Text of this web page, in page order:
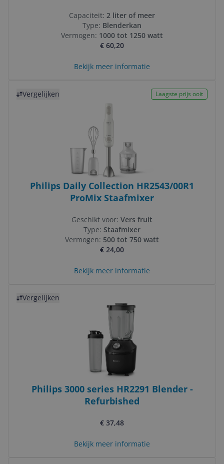
Capaciteit: 2 liter of meer
Type: Blenderkan
Vermogen: 1000 tot 1250 watt
€ 60,20
Bekijk meer informatie
Vergelijken Laagste prijs ooit
Philips Daily Collection HR2543/00R1
ProMix Staafmixer
Geschikt voor: Vers fruit
Type: Staafmixer
Vermogen: 500 tot 750 watt
€ 24,00
Bekijk meer informatie
Vergelijken
Philips 3000 series HR2291 Blender -
Refurbished
€ 37,48
Bekijk meer informatie